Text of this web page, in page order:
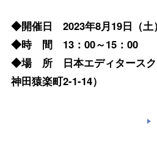
◆開催日 2023年8月19日（土）
◆時 間 13：00～15：00
◆場 所 日本エディタースク
神田猿楽町2-1-14）